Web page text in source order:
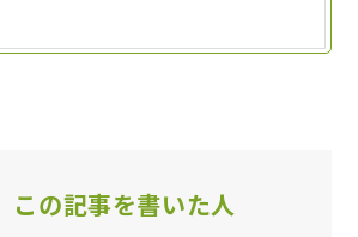
この記事を書いた人